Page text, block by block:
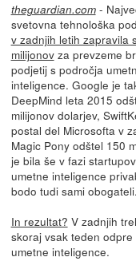
theguardian.com-
svetovna tehnološka
v zadnjih letih zapravila
milijonovza prevzeme
podjetij s področja
inteligence. Google je
DeepMind leta 2015
milijonov dolarjev,
postal del Microsofta v
Magic Pony odštel 150
je bila še v fazi
umetne inteligence
bodo tudi sami
In rezultat? V zadnjih
skoraj vsak teden
umetne inteligence.